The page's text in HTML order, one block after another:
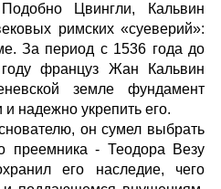
Цвингли, Кальвин
римских «суеверий»:
За период с 1536 года до
француз Жан Кальвин
земле фундамент
и надежно укрепить его.
он сумел выбрать
преемника - Теодора Везу
его наследие, чего